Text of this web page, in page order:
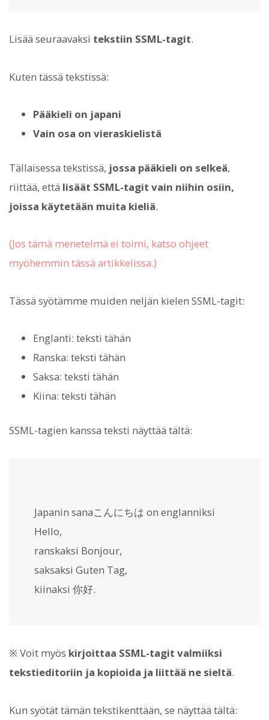
Lisää seuraavaksi tekstiin SSML-tagit.
Kuten tässä tekstissä:
Pääkieli on japani
Vain osa on vieraskielistä
Tällaisessa tekstissä, jossa pääkieli on selkeä,
riittää, että lisäät SSML-tagit vain niihin osiin,
joissa käytetään muita kieliä.
(Jos tämä menetelmä ei toimi, katso ohjeet
myöhemmin tässä artikkelissa.)
Tässä syötämme muiden neljän kielen SSML-tagit:
Englanti: teksti tähän
Ranska: teksti tähän
Saksa: teksti tähän
Kiina: teksti tähän
SSML-tagien kanssa teksti näyttää tältä:
Japanin sanaこんにちは on englanniksi
Hello,
ranskaksi Bonjour,
saksaksi Guten Tag,
kiinaksi 你好.
※ Voit myös kirjoittaa SSML-tagit valmiiksi
tekstieditoriin ja kopioida ja liittää ne sieltä.
Kun syötät tämän tekstikenttään, se näyttää tältä: